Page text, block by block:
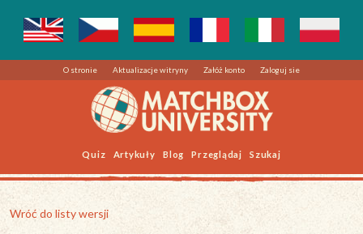
O stronie Aktualizacje witryny Załóż konto Zaloguj sie
Quiz Artykuły Blog Przeglądaj Szukaj
Wróć do listy wersji